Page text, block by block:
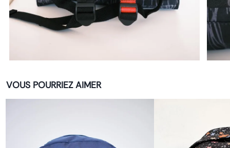
VOUS POURRIEZ AIMER